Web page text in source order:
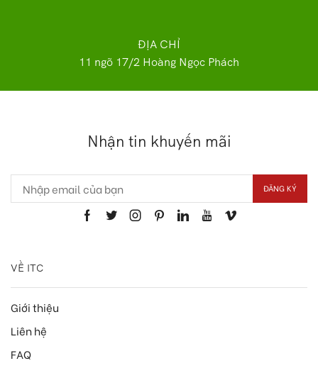
ĐỊA CHỈ
11 ngõ 17/2 Hoàng Ngọc Phách
Nhận tin khuyến mãi
VỀ ITC
Giới thiệu
Liên hệ
FAQ